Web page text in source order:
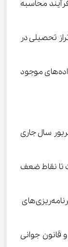
محاسبه
کارنامه خود را شامل نمره کل و تراز تحصیلی در
زارعی با اشاره به ضرورت تأیید سابقه تحصیلی از سوی داوطلبان گفت: بیشتر متقاضیان، این مرحله را انجام داده‌ و برای معدود افرادی که اقدام نکرده‌اند سابقه تحصیلی بر اساس داده‌های موجود
و پرورش درخصوص برگزاری آزمون جبرانی تابستان دانش‌آموزان پایه دوازدهم برای دروس افتاده گفت: این آزمون از 27 مرداد تا 9 شهریور سال جاری
تا نقاط ضعف
زارعی افزود: سال گذشته برای تمام مدارس، کارنامه تحلیلی صادر شد که نشان می‌دهد دانش‌آموزان در کدام مفاهیم آموزشی با مشکل روبه‌رو بوده‌اند و بر این اساس، برنامه‌ریزی‌های
آزمون از سوی جهاد دانشگاهی برگزار شد و محاسبات نهایی با در نظر گرفتن ملاحظاتی مانند بومی‌گزینی و قانون جوانی